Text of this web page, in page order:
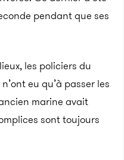
pendant que ses
les policiers du
eu qu’à passer les
marine avait
sont toujours